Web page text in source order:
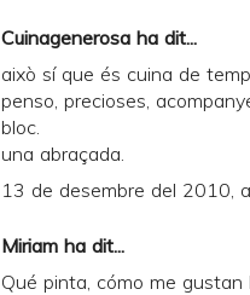
Cuinagenerosa ha dit...
això sí que és cuina de
penso, precioses,
bloc.
una abraçada.
13 de desembre del 2010,
Miriam ha dit...
Qué pinta, cómo me gustan